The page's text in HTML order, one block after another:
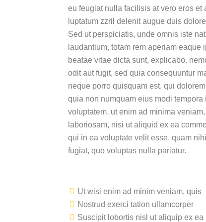
eu feugiat nulla facilisis at vero eros
luptatum zzril delenit augue duis
Sed ut perspiciatis, unde omnis iste
laudantium, totam rem aperiam
beatae vitae dicta sunt, explicabo.
odit aut fugit, sed quia consequuntur
neque porro quisquam est, qui
quia non numquam eius modi
voluptatem. ut enim ad minima
laboriosam, nisi ut aliquid ex ea
qui in ea voluptate velit esse, quam
fugiat, quo voluptas nulla pariatur.
Ut wisi enim ad minim veniam, quis
Nostrud exerci tation ullamcorper
Suscipit lobortis nisl ut aliquip ex ea